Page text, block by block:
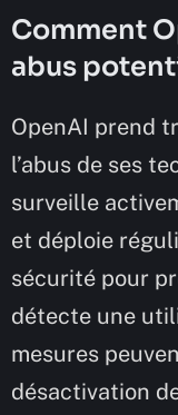
Comment
abus
OpenAI prend
l’abus de ses
surveille
et déploie
sécurité pour
détecte une
mesures
désactivation